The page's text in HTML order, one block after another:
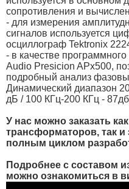
сопротивления и
- для измерения
сигналов используется
осциллограф Tektronix
- в качестве
Audio Presicion APx500,
подробный анализ
Динамический диапазон
дБ / 100 КГц-200 КГц - 87дб
У нас можно заказать
трансформаторов, так и
полным циклом
Подробнее с составом
можно ознакомиться в